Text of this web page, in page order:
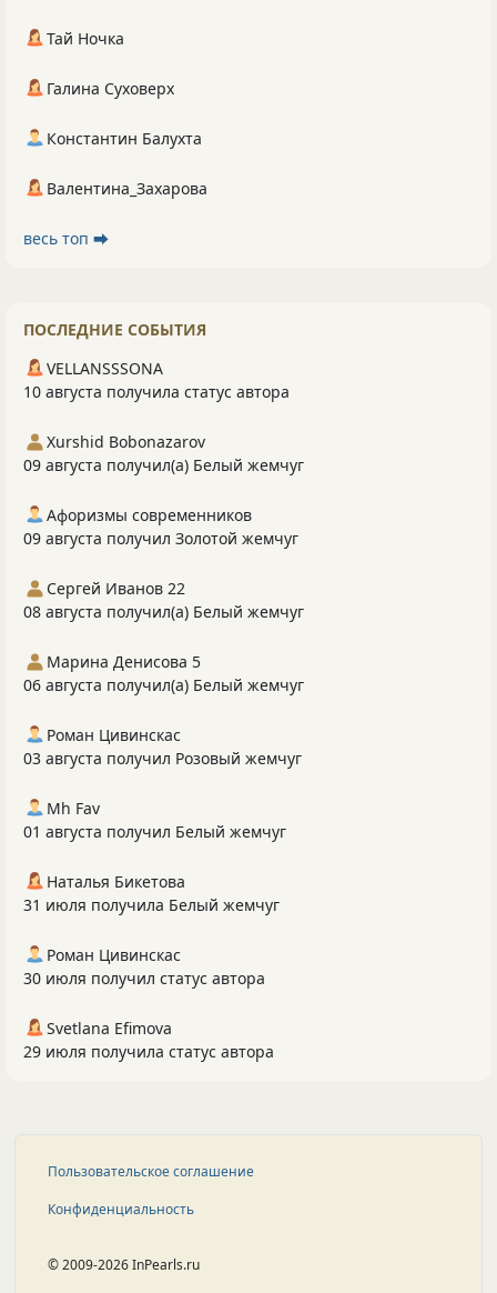
Тай Ночка
Галина Суховерх
Константин Балухта
Валентина_Захарова
весь топ ⮕
ПОСЛЕДНИЕ СОБЫТИЯ
VELLANSSSONA
10 августа получила статус автора
Xurshid Bobonazarov
09 августа получил(а) Белый жемчуг
Афоризмы современников
09 августа получил Золотой жемчуг
Сергей Иванов 22
08 августа получил(а) Белый жемчуг
Марина Денисова 5
06 августа получил(а) Белый жемчуг
Роман Цивинскас
03 августа получил Розовый жемчуг
Mh Fav
01 августа получил Белый жемчуг
Наталья Бикетова
31 июля получила Белый жемчуг
Роман Цивинскас
30 июля получил статус автора
Svetlana Efimova
29 июля получила статус автора
Пользовательское соглашение
Конфиденциальность
© 2009-2026 InPearls.ru